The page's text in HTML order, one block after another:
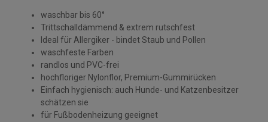
waschbar bis 60°
Trittschalldämmend & extrem rutschfest
Ideal für Allergiker - bindet Staub und Pollen
waschfeste Farben
randlos und PVC-frei
hochfloriger Nylonflor, Premium-Gummirücken
Einfach hygienisch: auch Hunde- und Katzenbesitzer
schätzen sie
für Fußbodenheizung geeignet